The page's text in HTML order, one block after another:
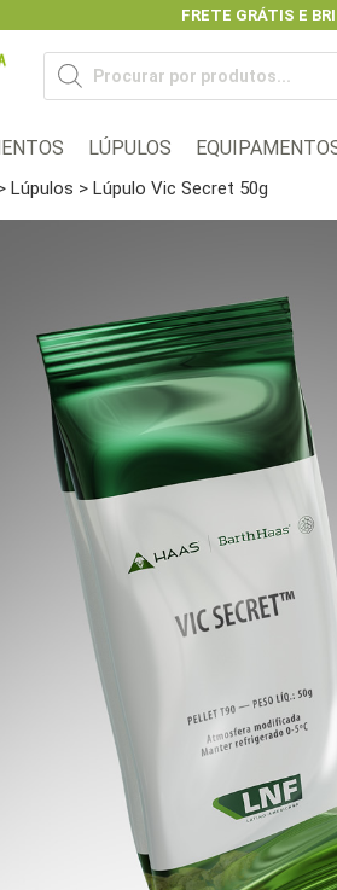
FRETE GRÁTIS E
Pesquisar
produtos
LÚPULOS
Lúpulos > Lúpulo Vic Secret 50g